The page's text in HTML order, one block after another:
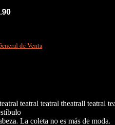
de Venta
teatral teatral theatrall teatral
La coleta no es más de moda.